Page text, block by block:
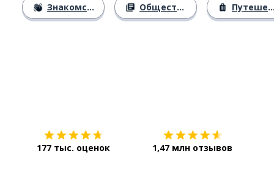
Знакомство Общество Путешествия
177 тыс. оценок 1,47 млн отзывов